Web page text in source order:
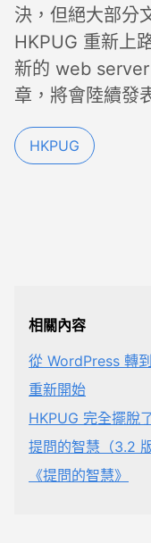
決，但絕大部分
HKPUG 重新上
新的 web
章，將會陸續發
HKPUG
相關內容
從 WordPress 轉
重新開始
HKPUG 完全擺脫
提問的智慧（3.2 版
《提問的智慧》